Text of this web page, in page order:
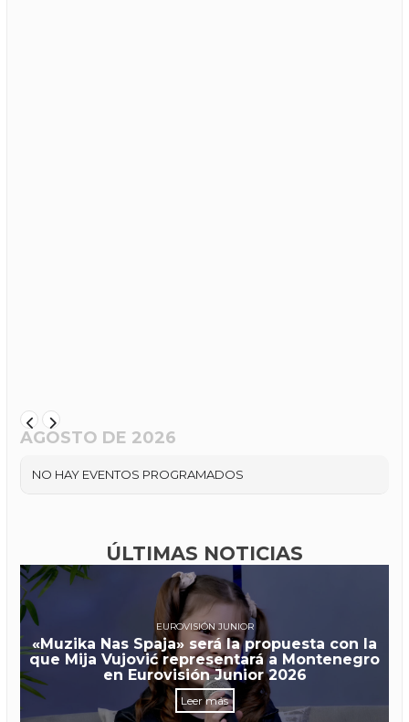
AGOSTO DE 2026
NO HAY EVENTOS PROGRAMADOS
ÚLTIMAS NOTICIAS
EUROVISIÓN JUNIOR
«Muzika Nas Spaja» será la propuesta con la
que Mija Vujović representará a Montenegro
en Eurovisión Junior 2026
Leer más